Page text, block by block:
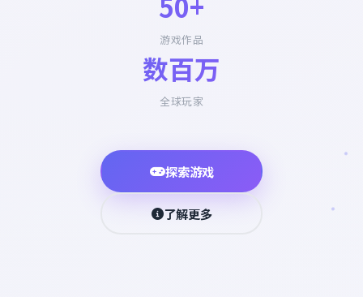
游戏作品
数百万
全球玩家
探索游戏
了解更多